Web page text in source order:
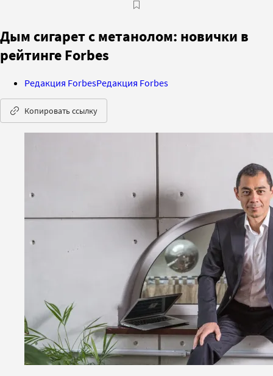
Дым сигарет с метанолом: новички в
рейтинге Forbes
Редакция ForbesРедакция Forbes
Копировать ссылку